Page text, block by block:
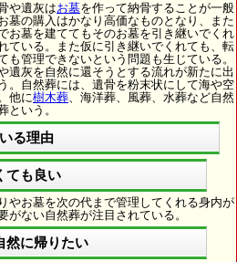
や遺灰はお墓を作って納骨することが一般
墓の購入はかなり高価なものとなり、また
お墓を建ててもそのお墓を引き継いでくれ
ている。また仮に引き継いでくれても、転
管理できないという問題も生じている。
遺灰を自然に還そうとする流れが新たに出
。自然葬には、遺骨を粉末状にして海や空
他に樹木葬、海洋葬、風葬、水葬など自然
という。
る理由
ても良い
やお墓を次の代まで管理してくれる身内が
ない自然葬が注目されている。
然に帰りたい